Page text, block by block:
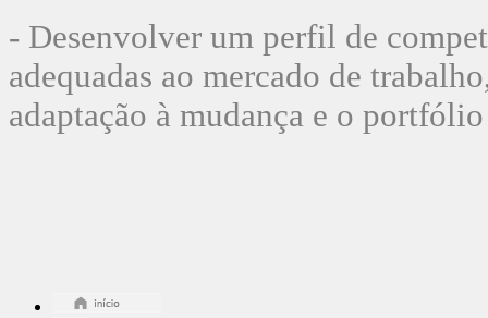
- Desenvolver um perfil de
adequadas ao mercado de
adaptação à mudança e o